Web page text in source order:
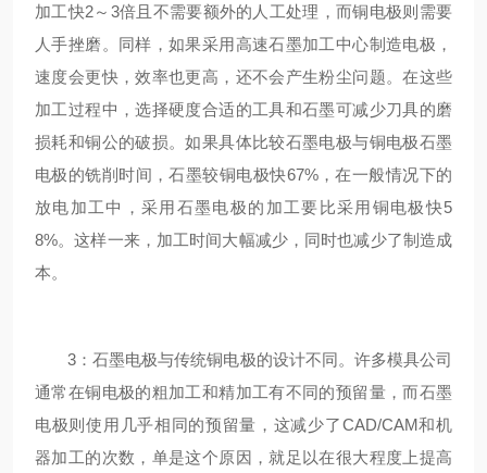
加工快2～3倍且不需要额外的人工处理，而铜电极则需要
人手挫磨。同样，如果采用高速石墨加工中心制造电极，
速度会更快，效率也更高，还不会产生粉尘问题。在这些
加工过程中，选择硬度合适的工具和石墨可减少刀具的磨
损耗和铜公的破损。如果具体比较石墨电极与铜电极石墨
电极的铣削时间，石墨较铜电极快67%，在一般情况下的
放电加工中，采用石墨电极的加工要比采用铜电极快5
8%。这样一来，加工时间大幅减少，同时也减少了制造成
本。
3：石墨电极与传统铜电极的设计不同。许多模具公司
通常在铜电极的粗加工和精加工有不同的预留量，而石墨
电极则使用几乎相同的预留量，这减少了CAD/CAM和机
器加工的次数，单是这个原因，就足以在很大程度上提高